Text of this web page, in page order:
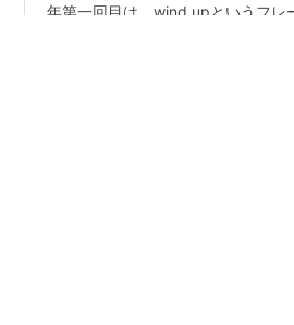
年第一回目は、wind upというフレ